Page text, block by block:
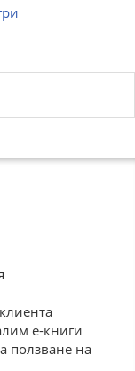
е-книги
ползване на